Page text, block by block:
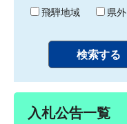
飛騨地域
県外
入札公告一覧